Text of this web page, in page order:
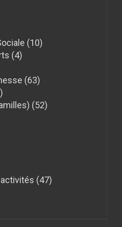
(10)
(4)
(63)
(52)
(47)